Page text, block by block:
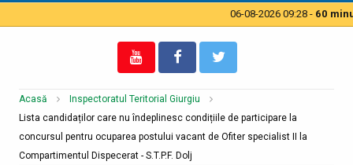
06-08-2026 09:28 - 60
Acasă
Inspectoratul Teritorial Giurgiu
Lista candidaților care nu îndeplinesc condițiile de participare la
concursul pentru ocuparea postului vacant de Ofiter specialist II la
Compartimentul Dispecerat - S.T.P.F. Dolj